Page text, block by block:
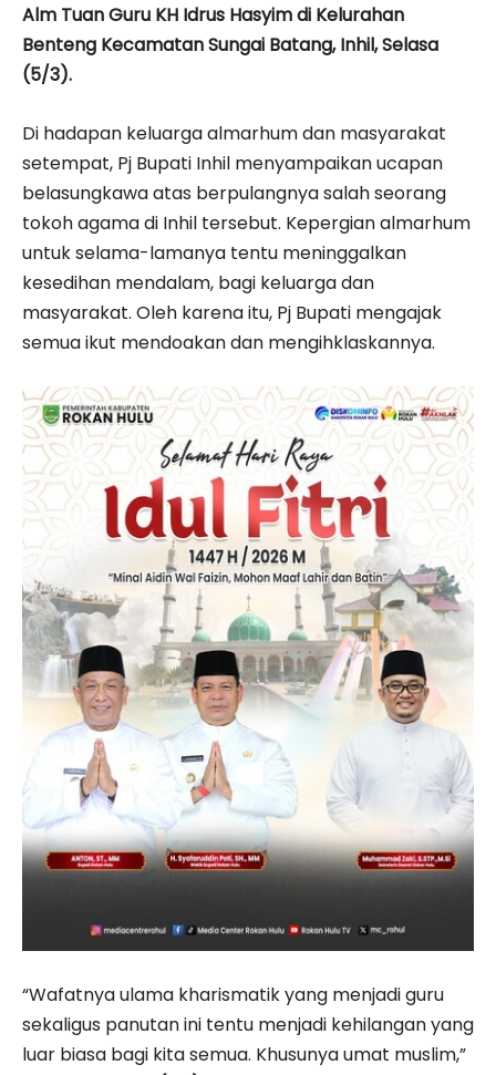
Alm Tuan Guru KH Idrus Hasyim di Kelurahan
Benteng Kecamatan Sungai Batang, Inhil, Selasa
(5/3).
Di hadapan keluarga almarhum dan masyarakat
setempat, Pj Bupati Inhil menyampaikan ucapan
belasungkawa atas berpulangnya salah seorang
tokoh agama di Inhil tersebut. Kepergian almarhum
untuk selama-lamanya tentu meninggalkan
kesedihan mendalam, bagi keluarga dan
masyarakat. Oleh karena itu, Pj Bupati mengajak
semua ikut mendoakan dan mengihklaskannya.
“Wafatnya ulama kharismatik yang menjadi guru
sekaligus panutan ini tentu menjadi kehilangan yang
luar biasa bagi kita semua. Khusunya umat muslim,”